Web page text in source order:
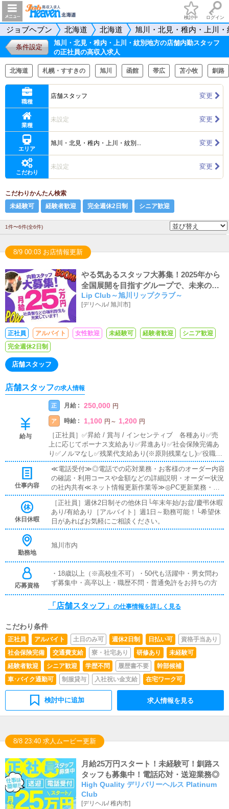
検討中 ログイン
ジョブヘブン 北海道 北海道 旭川・北見・稚内・上川
条件設定
旭川・北見・稚内・上川・紋別地方の店舗内勤スタッフ
の正社員の高収入求人
北海道 札幌・すすきの 旭川 函館 帯広 苫小牧 釧路
職種
店舗スタッフ 変更
業種
未設定 変更
エリア
旭川・北見・稚内・上川・紋別... 変更
こだわり
未設定 変更
こだわりかんたん検索
未経験可
経験者歓迎 完全週休2日制 シニア歓迎
1件〜6件(全6件)
8/9 00:03 お店情報更新
やる気あるスタッフ大募集！2025年から
全国展開を目指すグループで、未来の店
長！
Lip Club～旭川リップクラブ～
[デリヘル/ 旭川市]
正社員 アルバイト 女性歓迎 未経験可 経験者歓迎
シニア歓迎
完全週休2日制
店舗スタッフ
店舗スタッフの求人情報
給与
正 月給 : 250,000 円
ア 時給 : 1,100 円 ～ 1,200 円
［正社員］✅昇給 / 賞与 / インセンティブ 各種あり✅売
上に応じてボーナス支給あり✅昇進あり✅社会保険完備あ
り✅ノルマなし✅残業代支給あり(※原則残業なし)✅役職給
あり✅家族手当あり✅社員寮あり［アルバイト］✅時給11
時～18時 ：時給1,100円〜18時～翌2時 ：時給1,200円〜
✅全額日払い制
仕事内容
≪電話受付≫◎電話での応対業務・お客様のオーダー内容
の確認・利用コースや金額などの詳細説明・オーダー状況
の社内共有≪ネット情報更新作業等≫◎PC更新業務・ボ
タンを押すだけの簡単作業・テキスト打ちも状況に応じて
対応・スキル不要≪キャスト管理※社員≫・日々の出退勤
の確認や体調状況の把握、稼ぐための提案、相談などを行
います。--------------・清掃(スタッフで協力)事務所清掃等を
------【入社時】初日：1日の流れを見学していただきま
す。この業界でのお仕事が初めての方でもご安心くださ
い。ノルマ等もなく、自分のペースでのお仕事が可能で
す。
休日休暇
［正社員］週休2日制その他休日└年末年始/お盆/慶弔休暇
あり/有給あり［アルバイト］週1日～勤務可能！└希望休
日があればお気軽にご相談ください。
勤務地
旭川市内
応募資格
・18歳以上（※高校生不可）・50代も活躍中・男女問わ
ず募集中・高卒以上・職歴不問・普通免許をお持ちの方
「店舗スタッフ」 の仕事情報を詳しく見る
こだわり条件
正社員 アルバイト 土日のみ可 週休2日制 日払い可
資格手当あり
社会保険完備
交通費支給 寮・社宅あり 研修あり
未経験可
経験者歓迎
シニア歓迎 学歴不問 履歴書不要
幹部候補
車･バイク通勤可
制服貸与 入社祝い金支給 在宅ワーク可
検討中に追加 求人情報を見る
8/8 23:40 求人ムービー更新
月給25万円スタート！未経験可！釧路ス
タッフも募集中！電話応対・送迎業務◎
High Quality デリバリーヘルス Platinum
Club
[デリヘル/稚内市]